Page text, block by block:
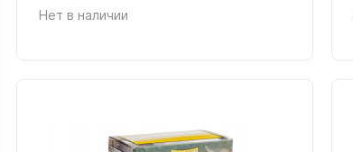
Нет в наличии